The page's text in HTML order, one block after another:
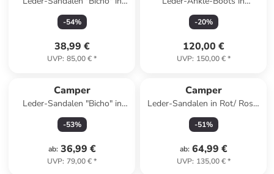
Creme
-54%
38,99 €
UVP: 85,00 €*
Schwarz
-20%
120,00 €
UVP: 150,00 €*
Camper
Leder-Sandalen "Bicho" in
Silber
-53%
ab: 36,99 €
UVP: 79,00 €*
Camper
Leder-Sandalen in Rot/ Rosa/
Schwarz
-51%
ab: 64,99 €
UVP: 135,00 €*